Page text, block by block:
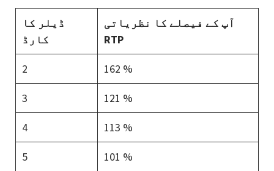
ڈیلر کا
کارڈ
آپ کے فیصلے کا نظریاتی
RTP
2 162 %
3 121 %
4 113 %
5 101 %